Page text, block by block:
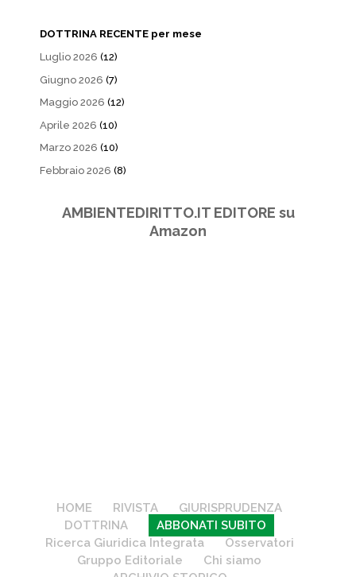
DOTTRINA RECENTE per mese
Luglio 2026 (12)
Giugno 2026 (7)
Maggio 2026 (12)
Aprile 2026 (10)
Marzo 2026 (10)
Febbraio 2026 (8)
AMBIENTEDIRITTO.IT EDITORE su
Amazon
HOME RIVISTA
GIURISPRUDENZA
DOTTRINA
ABBONATI SUBITO
Ricerca Giuridica Integrata
Osservatori
Gruppo Editoriale
Chi siamo